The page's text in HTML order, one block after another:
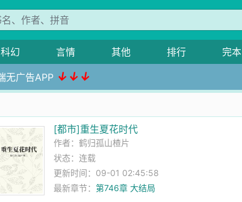
科幻 言情 其他 排行 完本
无广告APP ↓↓↓
[都市]重生夏花时代
作者： 鹤归孤山楂片
状态：连载
更新时间：09-01 02:45:58
最新章节： 第746章 大结局